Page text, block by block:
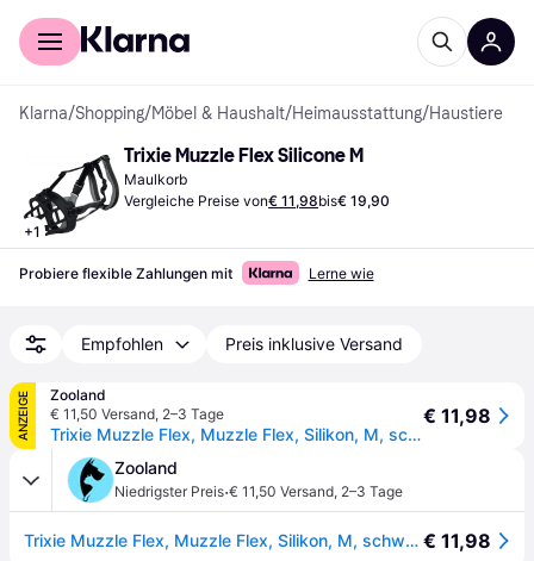
Für Shopper
Klarna/Shopping/Möbel & Haushalt/Heimausstattung/Haustiere
+1
Trixie Muzzle Flex Silicone M
Maulkorb
Vergleiche Preise von€ 11,98bis€ 19,90
Probiere flexible Zahlungen mit Lerne wie
Empfohlen Preis inklusive Versand
ANZEIGE
Zooland
€ 11,50 Versand, 2–3 Tage
Trixie Muzzle Flex, Muzzle Flex, Silikon, M, schwarz
€ 11,98
Zooland
Niedrigster Preis·€ 11,50 Versand, 2–3 Tage
Trixie Muzzle Flex, Muzzle Flex, Silikon, M, schwarz € 11,98